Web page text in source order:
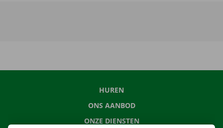
HUREN
ONS AANBOD
ONZE DIENSTEN